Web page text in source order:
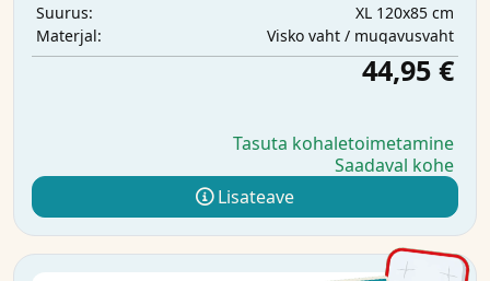
Suurus:
XL 120x85 cm
Materjal:
Visko vaht / mugavusvaht
44,95 €
Tasuta kohaletoimetamine
Saadaval kohe
Lisateave